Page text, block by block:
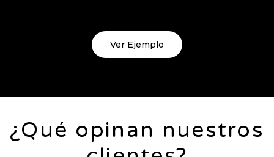
Ver Ejemplo
¿Qué opinan nuestros